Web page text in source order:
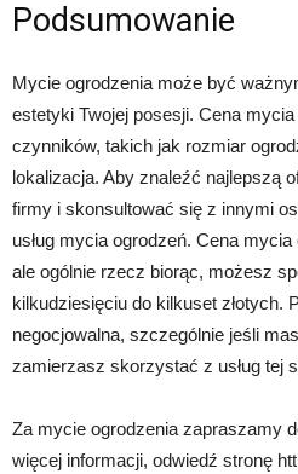
Podsumowanie
Mycie ogrodzenia może być
estetyki Twojej posesji. Cena
czynników, takich jak rozmiar
lokalizacja. Aby znaleźć najlepszą
firmy i skonsultować się z innymi
usług mycia ogrodzeń. Cena
ale ogólnie rzecz biorąc, możesz
kilkudziesięciu do kilkuset złotych.
negocjowalna, szczególnie jeśli
zamierzasz skorzystać z usług tej
Za mycie ogrodzenia zapraszamy
więcej informacji, odwiedź stronę